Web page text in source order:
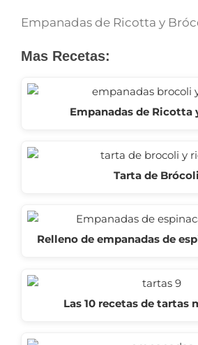
Empanadas de Ricotta y
Mas Recetas:
Empanadas de Ricotta
Tarta de Brócoli
Relleno de empanadas de
Las 10 recetas de tartas